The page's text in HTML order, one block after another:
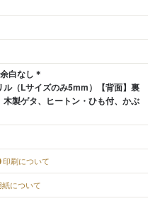
白なし＊
ル（Lサイズのみ5mm）【背面】裏
製ゲタ、ヒートン・ひも付、かぶ
印刷について
紙について